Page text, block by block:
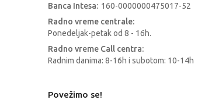
Banca Intesa: 160-0000000475017-52
Radno vreme centrale:
Ponedeljak-petak od 8 - 16h.
Radno vreme Call centra:
Radnim danima: 8-16h i subotom: 10-14h
Povežimo se!